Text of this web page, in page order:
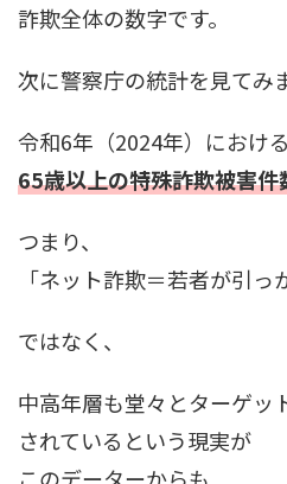
詐欺全体の数字です。
次に警察庁の統計を見てみ
令和6年（2024年）における
65歳以上の特殊詐欺被害
つまり、
「ネット詐欺＝若者が引っ
ではなく、
中高年層も堂々とターゲッ
されているという現実が
このデーターからも